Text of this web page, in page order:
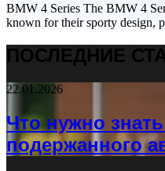
BMW 4 Series The BMW 4
known for their sporty design,
ПОСЛЕДНИЕ
22.01.2026
Что нужно
подержанного